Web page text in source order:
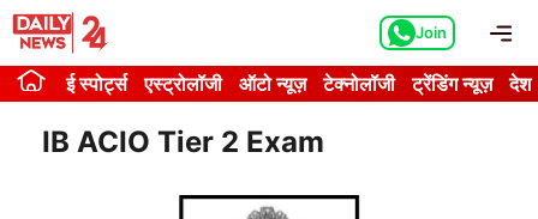
Skip
content
Join
ई स्पोर्ट्स एस्ट्रोलॉजी ऑटो न्यूज़ टेक्नोलॉजी ट्रेंडिंग न्यूज़ देश
IB ACIO Tier 2 Exam